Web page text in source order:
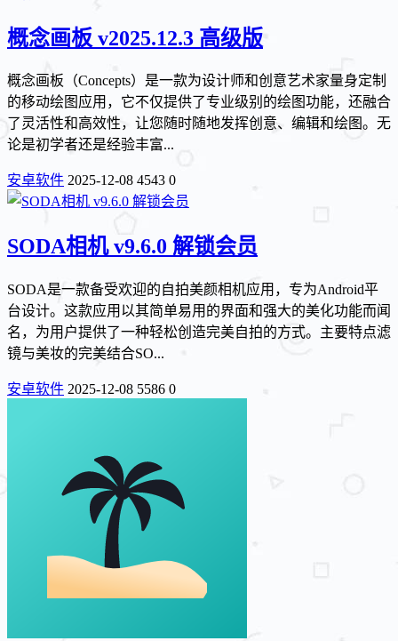
概念画板 v2025.12.3 高级版
概念画板（Concepts）是一款为设计师和创意艺术家量身定制
的移动绘图应用，它不仅提供了专业级别的绘图功能，还融合
了灵活性和高效性，让您随时随地发挥创意、编辑和绘图。无
论是初学者还是经验丰富...
安卓软件 2025-12-08 4543 0
SODA相机 v9.6.0 解锁会员
SODA是一款备受欢迎的自拍美颜相机应用，专为Android平
台设计。这款应用以其简单易用的界面和强大的美化功能而闻
名，为用户提供了一种轻松创造完美自拍的方式。主要特点滤
镜与美妆的完美结合SO...
安卓软件 2025-12-08 5586 0